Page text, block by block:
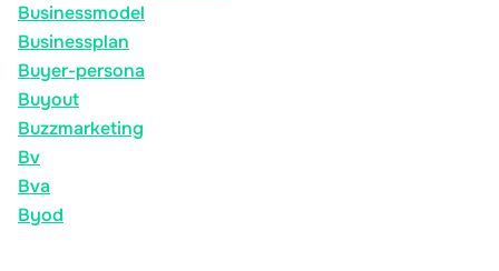
Businessmodel
Businessplan
Buyer-persona
Buyout
Buzzmarketing
Bv
Bva
Byod